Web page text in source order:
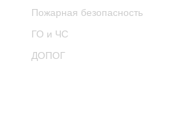
Пожарная безопасность
ГО и ЧС
ДОПОГ